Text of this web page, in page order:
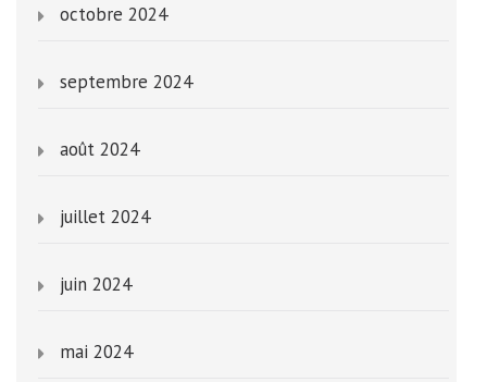
octobre 2024
septembre 2024
août 2024
juillet 2024
juin 2024
mai 2024